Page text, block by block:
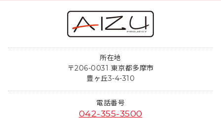
所在地
〒206-0031 東京都多摩市
豊ヶ丘3-4-310
電話番号
042-355-3500